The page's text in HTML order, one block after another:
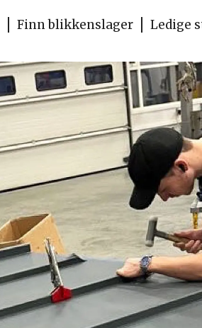
Finn blikkenslager Ledige